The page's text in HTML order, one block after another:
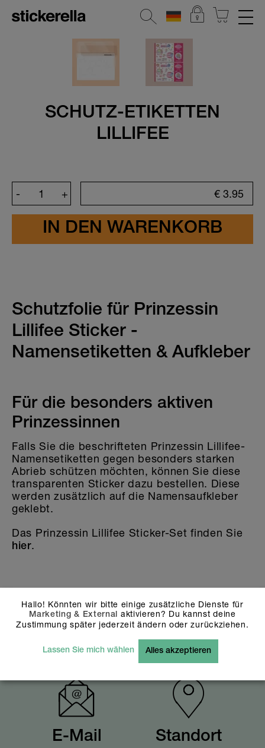
REFLEKTIERENDE AUFKLEBER
STICKERSETS
Alle Stickersets
Baby Geschenk-Sets
Ferienlager & Camp
Zum Kennenlernen
Der Alleskönner
Sport & Fussball
KLEIDERSTICKER
AUFKLEBER FÜR GEGENSTÄNDE
HOME & DEKO
SCHUTZ-ETIKETTEN
LILLIFEE
+
- € 3.95
Schutzfolie für Prinzessin
Lillifee Sticker -
Namensetiketten & Aufkleber
Für die besonders aktiven
Prinzessinnen
Falls Sie die beschrifteten Prinzessin Lillifee-
Namensetiketten gegen besonders starken
Abrieb schützen möchten, können Sie diese
transparenten Sticker dazu bestellen. Diese
werden zusätzlich auf die Namensaufkleber
geklebt.
Das Prinzessin Lillifee Sticker-Set finden Sie
hier.
Zurück
E-Mail Standort
Hallo! Könnten wir bitte einige zusätzliche Dienste für
Marketing & External aktivieren? Du kannst deine
Zustimmung später jederzeit ändern oder zurückziehen.
Lassen Sie mich wählen Alles akzeptieren